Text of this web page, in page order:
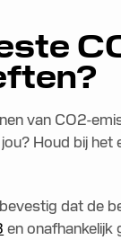
van CO2-
Houd bij
bevestig dat de
en onafhankelijk